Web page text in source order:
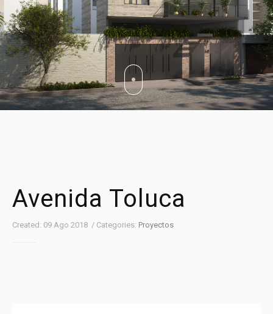
Avenida Toluca
Created: 09 Ago 2018 / Categories: Proyectos